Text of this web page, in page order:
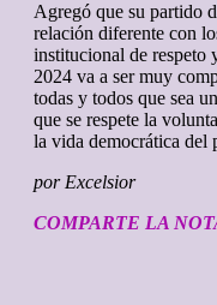
Agregó que su partido
relación diferente con
institucional de respeto
2024 va a ser muy
todas y todos que sea
que se respete la
la vida democrática del
por Excelsior
COMPARTE LA